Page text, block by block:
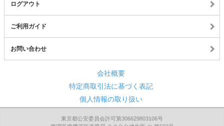
ログアウト
ご利用ガイド
お問い合わせ
会社概要
特定商取引法に基づく表記
個人情報の取り扱い
東京都公安委員会許可第306629803106号